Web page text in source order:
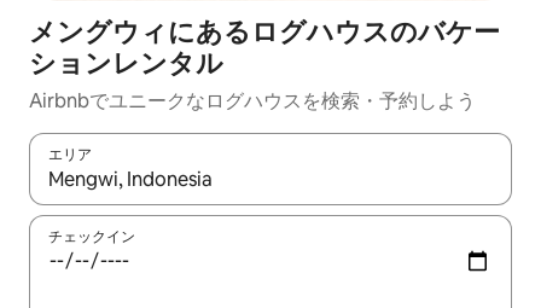
メングウィにあるログハウスのバケー
ションレンタル
Airbnbでユニークなログハウスを検索・予約しよう
エリア
検索結果が表示されたら、上下の矢印キーを使って移動するか
チェックイン